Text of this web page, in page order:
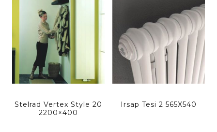
Stelrad Vertex Style 20
2200×400
Irsap Tesi 2 565X540